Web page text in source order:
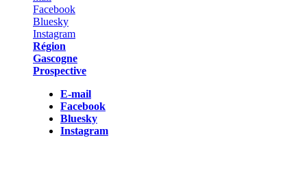
Région
Gascogne
Prospective
E-mail
Facebook
Bluesky
Instagram